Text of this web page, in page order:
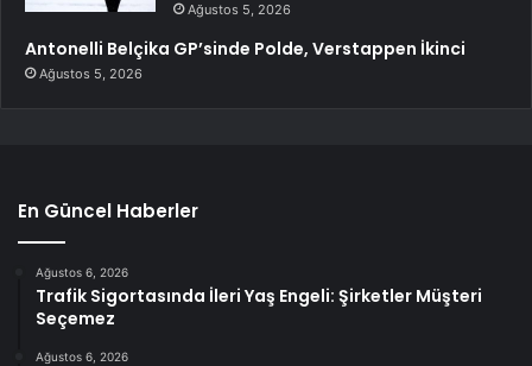
Ağustos 5, 2026
Antonelli Belçika GP’sinde Polde, Verstappen İkinci
Ağustos 5, 2026
En Güncel Haberler
Ağustos 6, 2026
Trafik Sigortasında İleri Yaş Engeli: Şirketler Müşteri
Seçemez
Ağustos 6, 2026